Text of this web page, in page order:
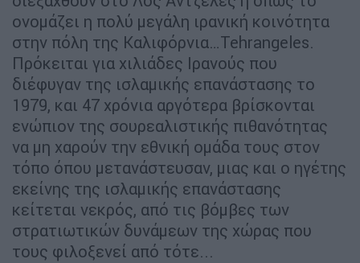
ονομάζει η πολύ μεγάλη ιρανική κοινότητα
στην πόλη της Καλιφόρνια…Tehrangeles.
Πρόκειται για χιλιάδες Ιρανούς που
διέφυγαν της ισλαμικής επανάστασης το
1979, και 47 χρόνια αργότερα βρίσκονται
ενώπιον της σουρεαλιστικής πιθανότητας
να μη χαρούν την εθνική ομάδα τους στον
τόπο όπου μετανάστευσαν, μιας και ο ηγέτης
εκείνης της ισλαμικής επανάστασης
κείτεται νεκρός, από τις βόμβες των
στρατιωτικών δυνάμεων της χώρας που
τους φιλοξενεί από τότε...